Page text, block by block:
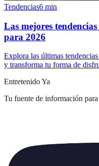
Tendencias6 min
Las mejores
para 2026
Explora las últimas
y transforma tu forma de
Entretenido Ya
Tu fuente de información